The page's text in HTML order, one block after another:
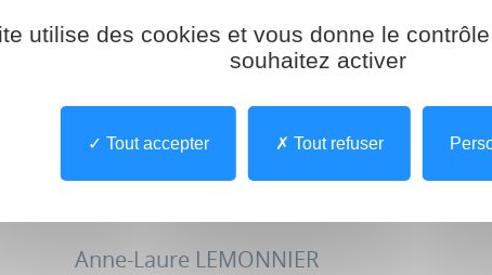
Site de Rouen
Praticien Hospitalier Hygiéniste
Référent médical Normand’Hygiène
Anne-Laure LEMONNIER
utilise des cookies et vous donne le
souhaitez activer
Tout accepter Tout refuser